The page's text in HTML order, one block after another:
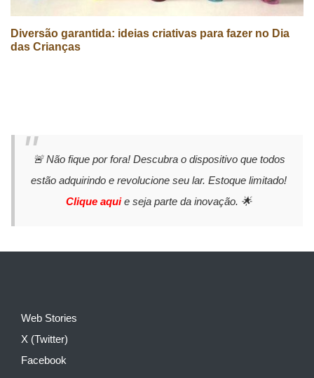
Diversão garantida: ideias criativas para fazer no Dia
das Crianças
🚨 Não fique por fora! Descubra o dispositivo que todos
estão adquirindo e revolucione seu lar. Estoque limitado!
Clique aquie seja parte da inovação. 🌟
Web Stories
X (Twitter)
Facebook